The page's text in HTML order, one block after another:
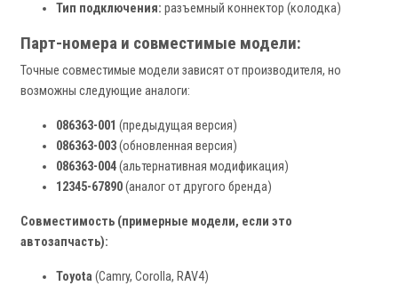
Тип подключения: разъемный коннектор (колодка)
Парт-номера и совместимые модели:
Точные совместимые модели зависят от производителя, но
возможны следующие аналоги:
086363-001 (предыдущая версия)
086363-003(обновленная версия)
086363-004(альтернативная модификация)
12345-67890(аналог от другого бренда)
Совместимость (примерные модели, если это
автозапчасть):
Toyota (Camry, Corolla, RAV4)